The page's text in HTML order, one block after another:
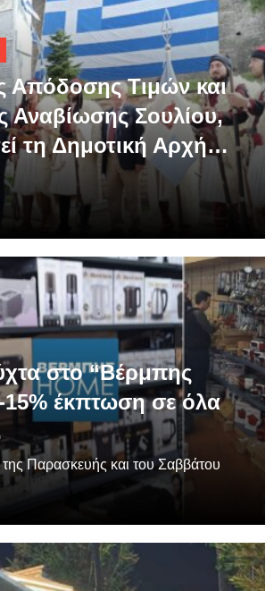
Απόδοσης Τιμών και
Αναβίωσης Σουλίου,
τη Δημοτική Αρχή…
στο “Βέρμπης
15% έκπτωση σε όλα
της Παρασκευής και του Σαββάτου